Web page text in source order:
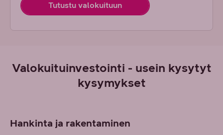
Tutustu valokuituun
Valokuituinvestointi - usein kysytyt
kysymykset
Hankinta ja rakentaminen